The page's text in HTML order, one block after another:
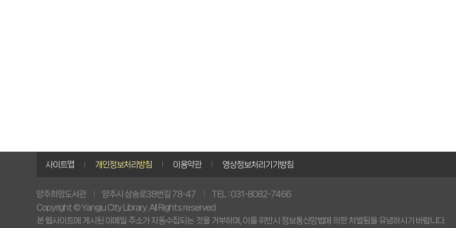
사이트맵 개인정보처리방침 이용약관 영상정보처리 기기방침
양주희망도서관 양주시 삼숭로38번길 78-47 TEL : 031-8082-7466
Copyright © Yangju City Library. All Rights reserved.
본 웹사이트에 게시된 이메일 주소가 자동수집되는 것을 거부하며, 이를 위반시 정보통신망법에 의한 처벌됨을 유념하시기 바랍니다.